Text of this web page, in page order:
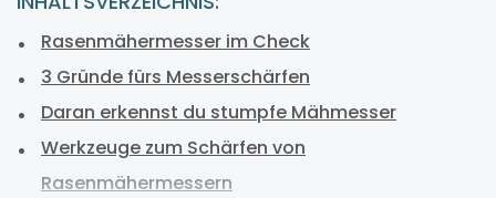
Rasenmähermesser im Check
3 Gründe fürs Messerschärfen
Daran erkennst du stumpfe Mähmesser
Werkzeuge zum Schärfen von
Rasenmähermessern